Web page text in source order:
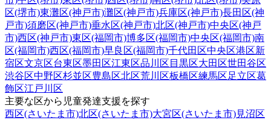
区(堺市)東灘区(神戸市)灘区(神戸市)兵庫区(神戸市)長田区(神
戸市)須磨区(神戸市)垂水区(神戸市)北区(神戸市)中央区(神戸
市)西区(神戸市)東区(福岡市)博多区(福岡市)中央区(福岡市)南
区(福岡市)西区(福岡市)早良区(福岡市)千代田区中央区港区新
宿区文京区台東区墨田区江東区品川区 目黒区大田区世田谷区
渋谷区中野区杉並区豊島区北区荒川区板橋区練馬区足立区葛
飾区江戸川区
主要な区から児童発達支援を探す
西区(さいたま市)北区(さいたま市)大宮区(さいたま市)見沼区